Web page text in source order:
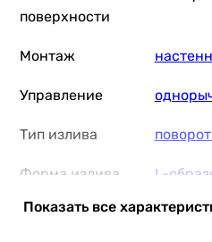
поверхности
Монтаж
Управление
Тип излива
Форма излива L-
Оснащение аэратор
Показать все